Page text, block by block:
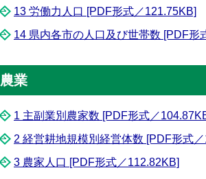
13 労働力人口 [PDF形式／121.75KB]
14 県内各市の人口及び世帯数 [PDF形
農業
1 主副業別農家数 [PDF形式／
2 経営耕地規模別経営体数 [PDF形式
3 農家人口 [PDF形式／112.82KB]